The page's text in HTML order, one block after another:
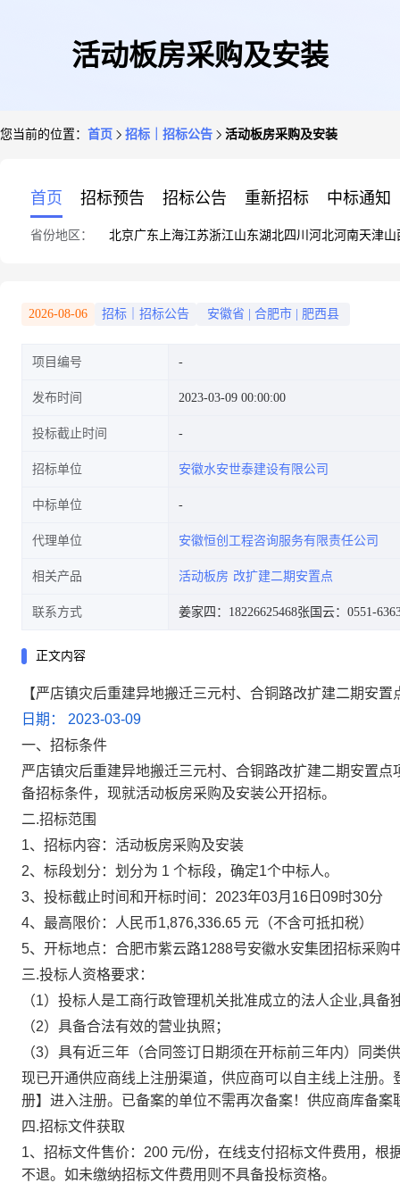
活动板房采购及安装
您当前的位置： 首页 招标｜招标公告 活动板房采购及安装
首页 招标预告 招标公告 重新招标 中标通知
省份地区： 北京广东 上海江苏浙江山东湖北四川 河北河南天津山
2026-08-06 招标｜招标公告 安徽省 合肥市 肥西县
项目编号
发布时间 2023-03-09 00:00:00
投标截止时间
招标单位 安徽水安世泰建设有限公司
中标单位
代理单位 安徽恒创工程咨询服务有限责任公司
相关产品 活动板房 改扩建二期安置点
联系方式 姜家四：18226625468张国云：0551-
正文内容
【严店镇灾后重建异地搬迁三元村、合铜路改扩建二期安
日期： 2023-03-09
一、招标条件
严店镇灾后重建异地搬迁三元村、合铜路改扩建二期安置点
备招标条件，现就活动板房采购及安装公开招标。
二.招标范围
1、招标内容： 活动板房采购及安装
2、标段划分：划分为 1 个标段，确定1个中标人。
3、投标截止时间和开标时间：2023年03月 16 日 09时30分
4、 最高限价：人民币1,876,336.65 元（不含可抵扣税）
5、开标地点：合肥市紫云路1288号安徽水安集团招标采购
三.投标人资格要求：
（1） 投标人是工商行政管理机关批准成立的法人企业,具备
（2）具备合法有效的营业执照；
（3）具有近三年（合同签订日期须在开标前三年内）同类
现已开通供应商线上注册渠道，供应商可以自主线上注册。
册】进入注册。已备案的单位不需再次备案！供应商库备
四.招标文件获取
1、招标文件售价：200 元/份，在线支付招标文件费用，
不退。如未缴纳招标文件费用则不具备投标资格。